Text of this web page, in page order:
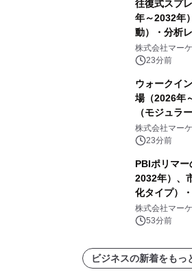
往復式スプ
年～2032年
動）・分析
株式会社マー
23分前
ウォークイ
場（2026年
（モジュラ
ー、溶接式
ー）・分析
株式会社マー
23分前
PBIポリマ
2032年）、
化タイプ）
株式会社マー
53分前
ビジネスの新着をもっ